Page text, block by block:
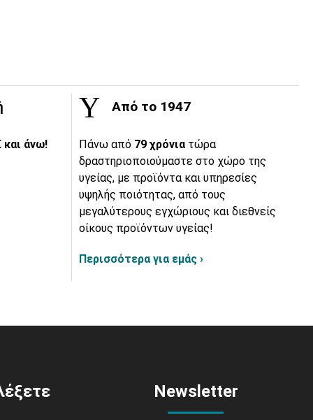
και άνω!
Από το 1947
Πάνω από 79 χρόνια τώρα
δραστηριοποιούμαστε στο χώρο της
υγείας, με προϊόντα και υπηρεσίες
υψηλής ποιότητας, από τους
μεγαλύτερους εγχώριους και διεθνείς
οίκους προϊόντων υγείας!
Περισσότερα για εμάς ›
Newsletter